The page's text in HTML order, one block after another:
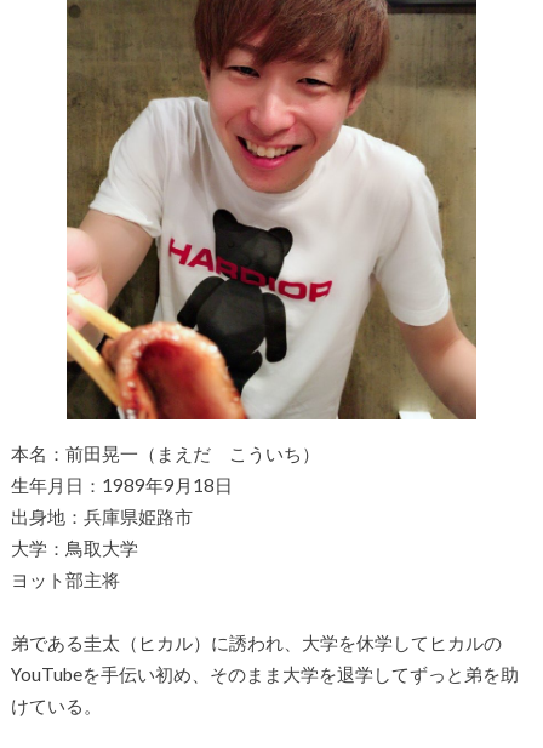
本名：前田晃一（まえだ こういち）
生年月日：1989年9月18日
出身地：兵庫県姫路市
大学：鳥取大学
ヨット部主将
弟である圭太（ヒカル）に誘われ、大学を休学してヒカルの
YouTubeを手伝い初め、そのまま大学を退学してずっと弟を助
けている。